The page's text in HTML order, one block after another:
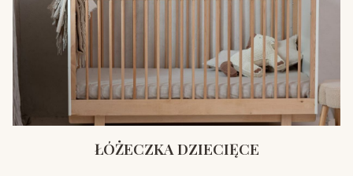
ŁÓŻECZKA DZIECIĘCE